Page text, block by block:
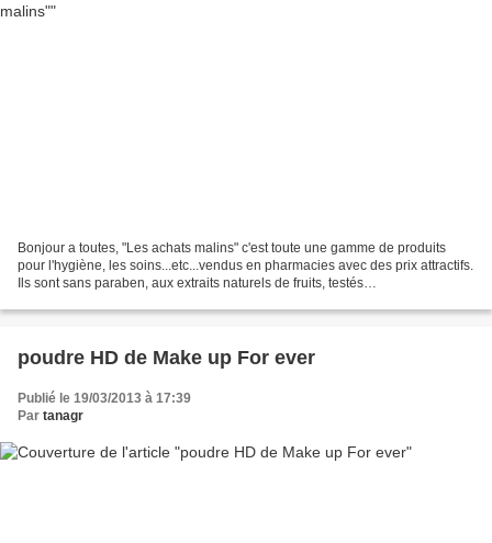
Bonjour a toutes, "Les achats malins" c'est toute une gamme de produits
pour l'hygiène, les soins...etc...vendus en pharmacies avec des prix attractifs.
Ils sont sans paraben, aux extraits naturels de fruits, testés
poudre HD de Make up For ever
Publié le 19/03/2013 à 17:39
Par tanagr